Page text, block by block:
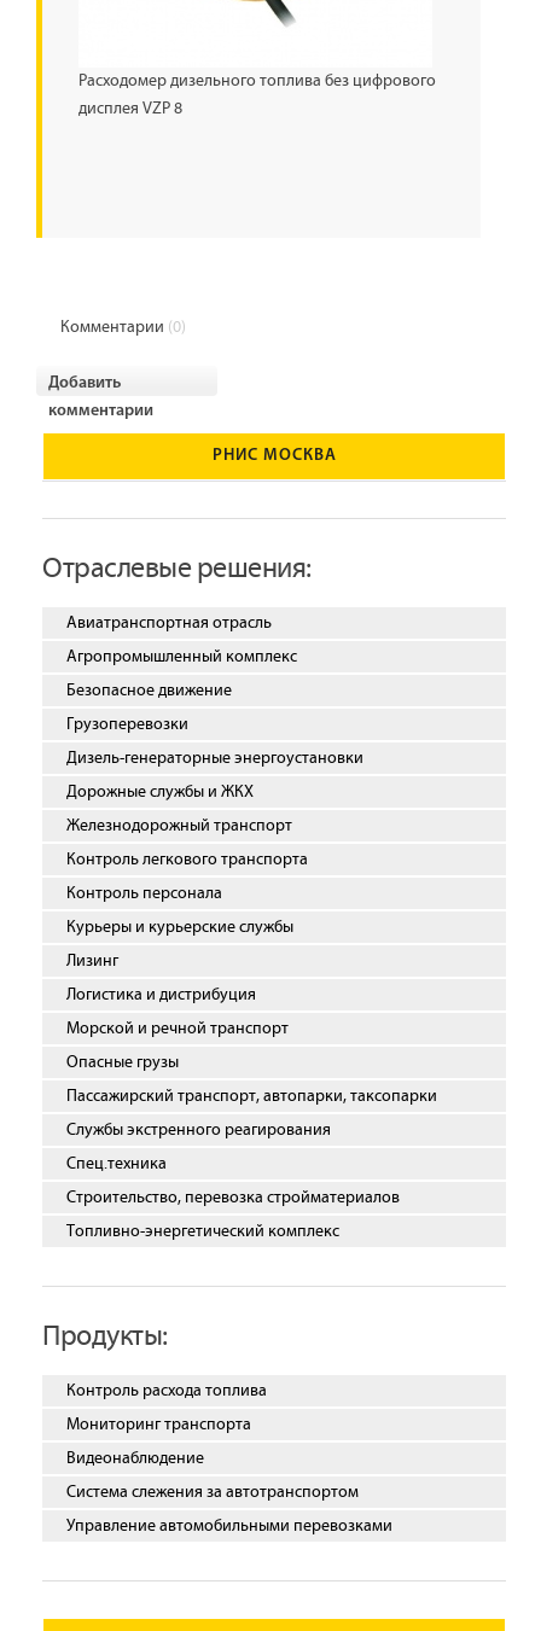
Расходомер дизельного топлива без цифрового
дисплея VZР 8
Комментарии (0)
Добавить
комментарии
РНИС МОСКВА
Отраслевые решения:
Авиатранспортная отрасль
Агропромышленный комплекс
Безопасное движение
Грузоперевозки
Дизель-генераторные энергоустановки
Дорожные службы и ЖКХ
Железнодорожный транспорт
Контроль легкового транспорта
Контроль персонала
Курьеры и курьерские службы
Лизинг
Логистика и дистрибуция
Морской и речной транспорт
Опасные грузы
Пассажирский транспорт, автопарки, таксопарки
Службы экстренного реагирования
Спец.техника
Строительство, перевозка стройматериалов
Топливно-энергетический комплекс
Продукты:
Контроль расхода топлива
Мониторинг транспорта
Видеонаблюдение
Система слежения за автотранспортом
Управление автомобильными перевозками